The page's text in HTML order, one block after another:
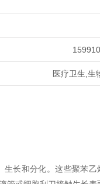
159910
医疗卫生,生
长和分化。这些聚苯乙